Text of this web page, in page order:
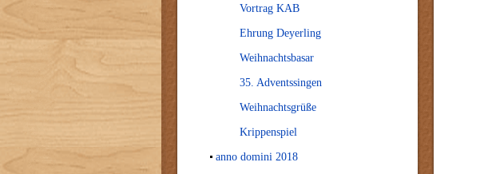
Vortrag KAB
Ehrung Deyerling
Weihnachtsbasar
35. Adventssingen
Weihnachtsgrüße
Krippenspiel
anno domini 2018